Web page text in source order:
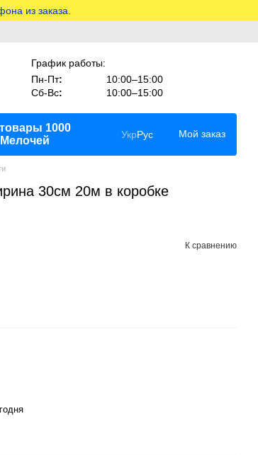
из заказа.
График работы:
Пн-Пт:
10:00–15:00
Сб-Вс: 10:00–15:00
1000
Мелочей
УкрРус Мой заказ
30см 20м в коробке
К сравнению